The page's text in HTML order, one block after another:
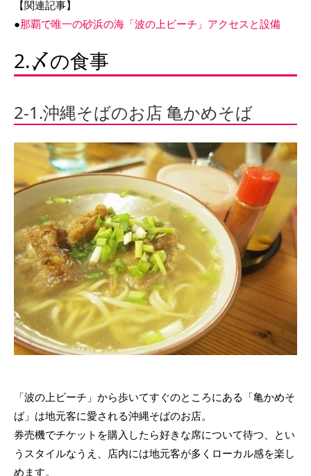
【関連記事】
●那覇で唯一の砂浜の海「波の上ビーチ」アクセスと設備
2.〆の食事
2-1.沖縄そばのお店 亀かめそば
「波の上ビーチ」から歩いてすぐのところにある「亀かめそ
ば」は地元客に愛される沖縄そばのお店。
券売機でチケットを購入したら好きな席について待つ、とい
うスタイルなうえ、店内には地元客が多くローカル感を楽し
めます。